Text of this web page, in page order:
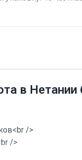
в Нетании
/>
/>